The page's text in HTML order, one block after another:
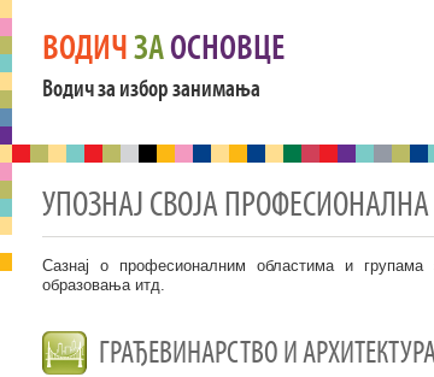
ВОДИЧЗАОСНОВЦЕ
Водич за избор занимања
УПОЗНАЈ СВОЈА
Сазнај о професионалним областима и
образовања итд.
ГРАЂЕВИНАРСТВО И